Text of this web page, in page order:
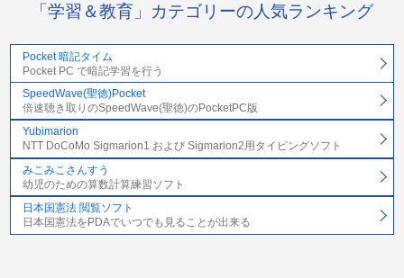
「学習＆教育」カテゴリーの人気ランキング
Pocket 暗記タイム
Pocket PC で暗記学習を行う
SpeedWave(聖徳)Pocket
倍速聴き取りのSpeedWave(聖徳)のPocketPC版
Yubimarion
NTT DoCoMo Sigmarion1 および Sigmarion2用タイピングソフト
みこみこさんすう
幼児のための算数計算練習ソフト
日本国憲法 閲覧ソフト
日本国憲法をPDAでいつでも見ることが出来る